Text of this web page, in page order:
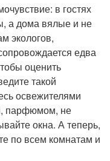
в гостях
а дома вялые и не
экологов,
едва
оценить
такой
освежителями
парфюмом, не
окна. А теперь,
по всем комнатам и